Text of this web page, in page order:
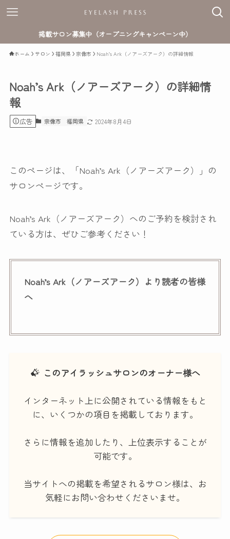
掲載サロン募集中（オープニングキャンペーン中）
ホーム サロン 福岡県 宗像市 Noah’s Ark（ノアーズアーク）の詳細情報
Noah’s Ark（ノアーズアーク）の詳細情
報
広告 宗像市 福岡県 2024年8月4日
このページは、「Noah’s Ark（ノアーズアーク）」の
サロンページです。
Noah’s Ark（ノアーズアーク）へのご予約を検討され
ている方は、ぜひご参考ください！
Noah’s Ark（ノアーズアーク）より読者の皆様
へ
このアイラッシュサロンのオーナー様へ
インターネット上に公開されている情報をもと
に、いくつかの項目を掲載しております。
さらに情報を追加したり、上位表示することが
可能です。
当サイトへの掲載を希望されるサロン様は、お
気軽にお問い合わせくださいませ。